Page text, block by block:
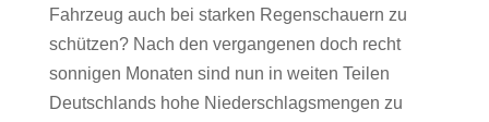
Fahrzeug auch bei starken Regenschauern zu
schützen? Nach den vergangenen doch recht
sonnigen Monaten sind nun in weiten Teilen
Deutschlands hohe Niederschlagsmengen zu